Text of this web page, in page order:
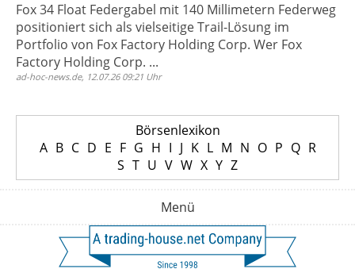
Fox 34 Float Federgabel mit 140 Millimetern Federweg
positioniert sich als vielseitige Trail-Lösung im
Portfolio von Fox Factory Holding Corp. Wer Fox
Factory Holding Corp. ...
ad-hoc-news.de, 12.07.26 09:21 Uhr
Börsenlexikon
A B C D E F G H I J K L M N O P Q R
S T U V W X Y Z
Menü